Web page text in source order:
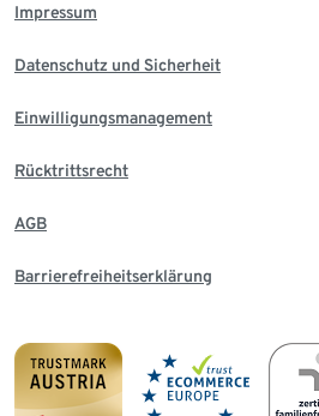
Impressum
Datenschutz und Sicherheit
Einwilligungsmanagement
Rücktrittsrecht
AGB
Barrierefreiheitserklärung